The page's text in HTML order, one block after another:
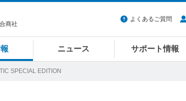
商社
よくあるご質問
ニュース サポート情報
SPECIAL EDITION